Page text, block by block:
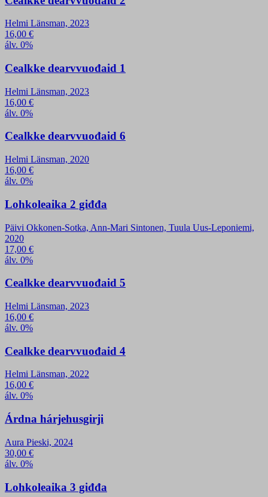
Helmi Länsman, 2023
16,00 €
álv. 0%
Cealkke dearvvuođaid 1
Helmi Länsman, 2023
16,00 €
álv. 0%
Cealkke dearvvuođaid 6
Helmi Länsman, 2020
16,00 €
álv. 0%
Lohkoleaika 2 giđđa
Päivi Okkonen-Sotka, Ann-Mari Sintonen, Tuula Uus-Leponiemi,
2020
17,00 €
álv. 0%
Cealkke dearvvuođaid 5
Helmi Länsman, 2023
16,00 €
álv. 0%
Cealkke dearvvuođaid 4
Helmi Länsman, 2022
16,00 €
álv. 0%
Árdna hárjehusgirji
Aura Pieski, 2024
30,00 €
álv. 0%
Lohkoleaika 3 giđđa